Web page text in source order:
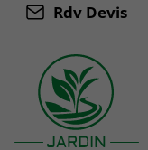
Rdv Devis